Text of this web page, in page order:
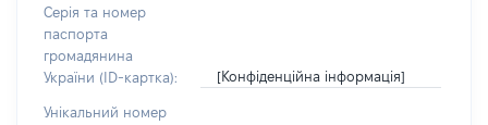
Серія та номер
паспорта
громадянина
України (ID-картка):
[Конфіденційна інформація]
Унікальний номер